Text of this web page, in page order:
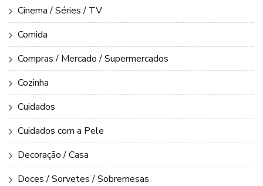
Cinema / Séries / TV
Comida
Compras / Mercado / Supermercados
Cozinha
Cuidados
Cuidados com a Pele
Decoração / Casa
Doces / Sorvetes / Sobremesas